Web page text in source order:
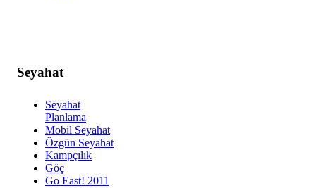
Seyahat
Seyahat
Planlama
Mobil Seyahat
Özgün Seyahat
Kampçılık
Göç
Go East! 2011